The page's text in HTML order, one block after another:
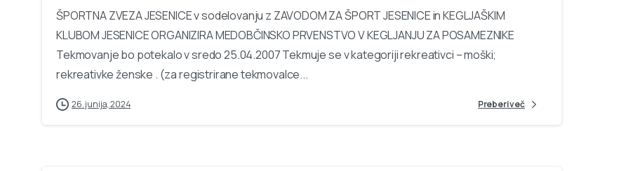
ŠPORTNA ZVEZA JESENICE v sodelovanju z ZAVODOM ZA ŠPORT JESENICE in KEGLJAŠKIM
KLUBOM JESENICE ORGANIZIRA MEDOBČINSKO PRVENSTVO V KEGLJANJU ZA POSAMEZNIKE
Tekmovanje bo potekalo v sredo 25.04.2007 Tekmuje se v kategoriji rekreativci – moški;
rekreativke ženske . (za registrirane tekmovalce...
26. junija, 2024 Preberi več